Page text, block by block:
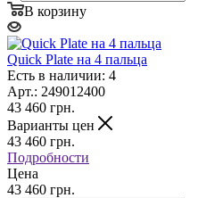
В корзину
Quick Plate на 4 пальца
Есть в наличии: 4
Арт.: 249012400
43 460 грн.
Варианты цен
43 460 грн.
Подробности
Цена
43 460 грн.